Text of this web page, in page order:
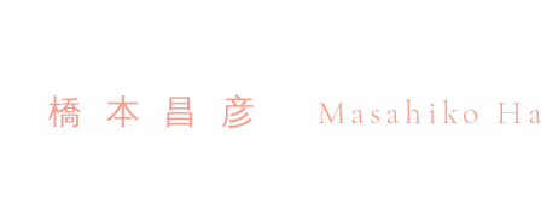
橋本昌彦 Masahiko